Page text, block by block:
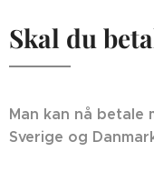
Skal du
Man kan nå betale
Sverige og